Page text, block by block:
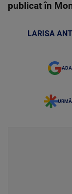
publicat în
LARISA